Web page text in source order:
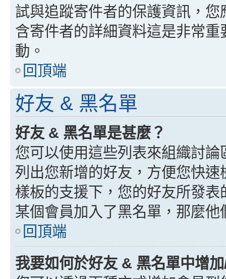
試與追蹤寄件者的保護資訊，
含寄件者的詳細資料這是非常
動。
回頂端
好友 & 黑名單
好友 & 黑名單是甚麼？
您可以使用這些列表來組織討
列出您新增的好友，方便您快
樣板的支援下，您的好友所發
某個會員加入了黑名單，那麼
回頂端
我要如何於好友 & 黑名單中增